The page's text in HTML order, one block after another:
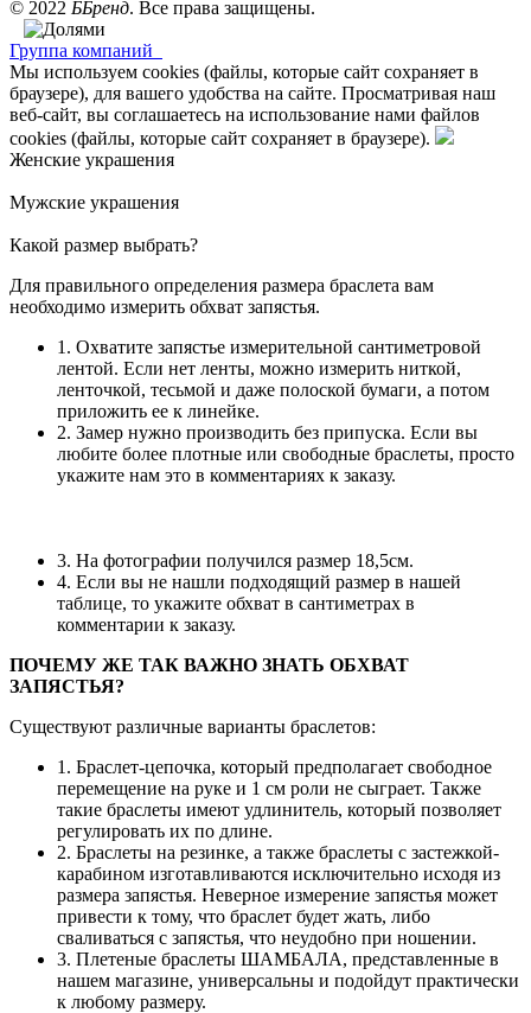
© 2022 ББренд. Все права защищены.
Группа компаний
Мы используем cookies (файлы, которые сайт сохраняет в
браузере), для вашего удобства на сайте. Просматривая наш
веб-сайт, вы соглашаетесь на использование нами файлов
cookies (файлы, которые сайт сохраняет в браузере).
Женские украшения
Мужские украшения
Какой размер выбрать?
Для правильного определения размера браслета вам
необходимо измерить обхват запястья.
1. Охватите запястье измерительной сантиметровой
лентой. Если нет ленты, можно измерить ниткой,
ленточкой, тесьмой и даже полоской бумаги, а потом
приложить ее к линейке.
2. Замер нужно производить без припуска. Если вы
любите более плотные или свободные браслеты, просто
укажите нам это в комментариях к заказу.
3. На фотографии получился размер 18,5см.
4. Если вы не нашли подходящий размер в нашей
таблице, то укажите обхват в сантиметрах в
комментарии к заказу.
ПОЧЕМУ ЖЕ ТАК ВАЖНО ЗНАТЬ ОБХВАТ
ЗАПЯСТЬЯ?
Существуют различные варианты браслетов:
1. Браслет-цепочка, который предполагает свободное
перемещение на руке и 1 см роли не сыграет. Также
такие браслеты имеют удлинитель, который позволяет
регулировать их по длине.
2. Браслеты на резинке, а также браслеты с застежкой-
карабином изготавливаются исключительно исходя из
размера запястья. Неверное измерение запястья может
привести к тому, что браслет будет жать, либо
сваливаться с запястья, что неудобно при ношении.
3. Плетеные браслеты ШАМБАЛА, представленные в
нашем магазине, универсальны и подойдут практически
к любому размеру.